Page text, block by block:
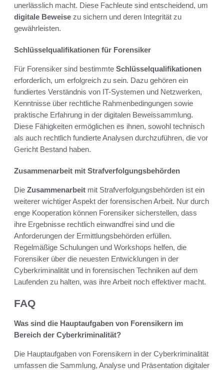
unerlässlich macht. Diese Fachleute sind entscheidend, um
digitale Beweise zu sichern und deren Integrität zu
gewährleisten.
Schlüsselqualifikationen für Forensiker
Für Forensiker sind bestimmte Schlüsselqualifikationen
erforderlich, um erfolgreich zu sein. Dazu gehören ein
fundiertes Verständnis von IT-Systemen und Netzwerken,
Kenntnisse über rechtliche Rahmenbedingungen sowie
praktische Erfahrung in der digitalen Beweissammlung.
Diese Fähigkeiten ermöglichen es ihnen, sowohl technisch
als auch rechtlich fundierte Analysen durchzuführen, die vor
Gericht Bestand haben.
Zusammenarbeit mit Strafverfolgungsbehörden
Die Zusammenarbeit mit Strafverfolgungsbehörden ist ein
weiterer wichtiger Aspekt der forensischen Arbeit. Nur durch
enge Kooperation können Forensiker sicherstellen, dass
ihre Ergebnisse rechtlich einwandfrei sind und die
Anforderungen der Ermittlungsbehörden erfüllen.
Regelmäßige Schulungen und Workshops helfen, die
Forensiker über die neuesten Entwicklungen in der
Cyberkriminalität und in forensischen Techniken auf dem
Laufenden zu halten, was ihre Arbeit noch effektiver macht.
FAQ
Was sind die Hauptaufgaben von Forensikern im
Bereich der Cyberkriminalität?
Die Hauptaufgaben von Forensikern in der Cyberkriminalität
umfassen die Sammlung, Analyse und Präsentation digitaler